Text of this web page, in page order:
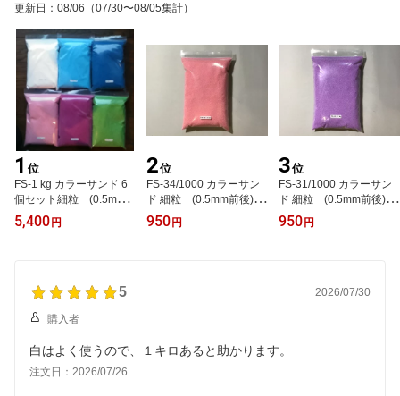
更新日 ： 08/06 （07/30〜08/05集計）
1 位
FS-1 kg カラーサンド 6
個セット細粒 (0.5mm
前後) 自社製(国産) 1 kg
x 6 個 合計 6 キロ
5,400 円
2位
FS-34/1000 カラーサン
ド 細粒 (0.5mm前後) ロ
ーズピンク 1 kg
950 円
3位
FS-31/1000 カラーサン
ド 細粒 (0.5mm前後) ラ
ベンダー i kg
950 円
5 2026/07/30
購入者
白はよく使うので、１キロあると助かります。
注文日：2026/07/26